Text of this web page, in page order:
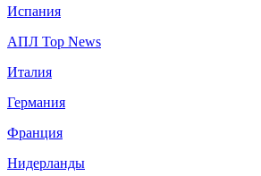
Испания
АПЛ Top News
Италия
Германия
Франция
Нидерланды